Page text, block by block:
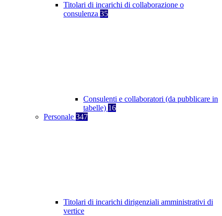
Titolari di incarichi di collaborazione o
consulenza 35
Consulenti e collaboratori (da pubblicare in
tabelle) 16
Personale 347
Titolari di incarichi dirigenziali amministrativi di
vertice